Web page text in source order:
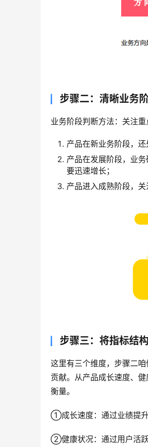
步骤二：清晰业务
业务阶段判断方法：关注
产品在新业务阶段，
产品在发展阶段，业
要迅速增长；
产品进入成熟阶段，
步骤三：将指标结
这里有三个维度，步骤二
贡献。从产品成长速度、
衡量。
①成长速度：通过业绩提升
②健康状况：通过用户活跃